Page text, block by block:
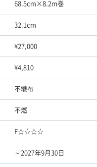
68.5cm×8.2m巻
32.1cm
¥27,000
¥4,810
不織布
不燃
F☆☆☆☆
～2027年9月30日